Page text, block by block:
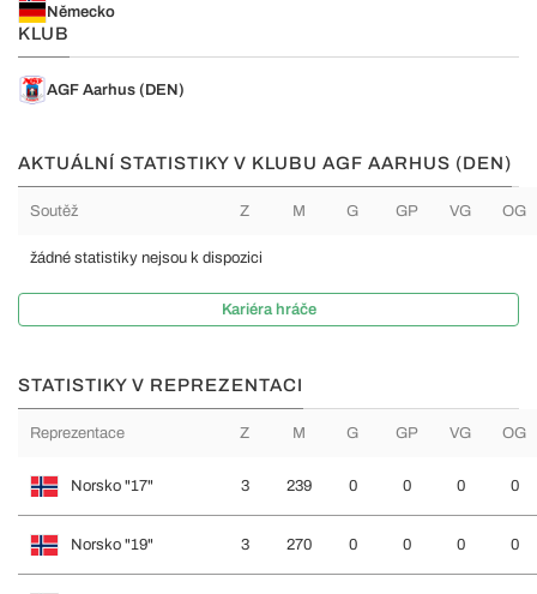
Německo
KLUB
AGF Aarhus (DEN)
AKTUÁLNÍ STATISTIKY V KLUBU AGF AARHUS (DEN)
Soutěž Z M G GP VG OG
žádné statistiky nejsou k dispozici
Kariéra hráče
STATISTIKY V REPREZENTACI
Reprezentace Z M G GP VG OG
Norsko "17" 3 239 0 0 0 0
Norsko "19" 3 270 0 0 0 0